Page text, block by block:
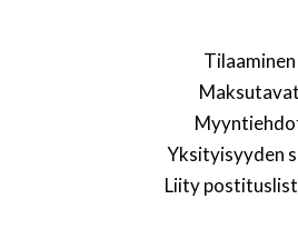
Tilaaminen
Maksutavat
Yksityisyyden
Liity